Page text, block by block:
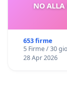
NO ALLA
653 firme
5 Firme / 30
28 Apr 2026